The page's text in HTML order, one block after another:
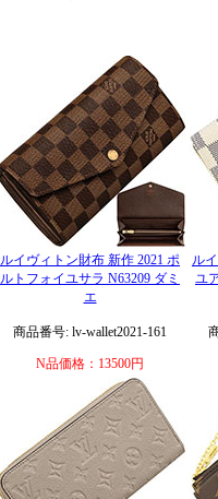
ルイヴィトン財布 新作 2021 ポ
ルトフォイユサラ N63209 ダミ
エ
商品番号: lv-wallet2021-161
N品価格：13500円
ル
ユ